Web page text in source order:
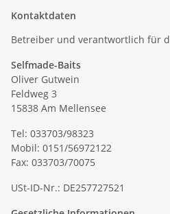
Kontaktdaten
Betreiber und verantwortlich für
Selfmade-Baits
Oliver Gutwein
Feldweg 3
15838 Am Mellensee
Tel: 033703/98323
Mobil: 0151/56972122
Fax: 033703/70075
USt-ID-Nr.: DE257727521